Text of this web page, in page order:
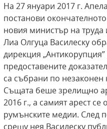
На 27 януари 2017 г.
постанови
новия министър на
Лиа Олгуца Василеску
дирекция
предоставените
са събрани по
Същата беше зрелищно
2016 г., а самият арест се
румънските медии. След
срещу нея Василеску